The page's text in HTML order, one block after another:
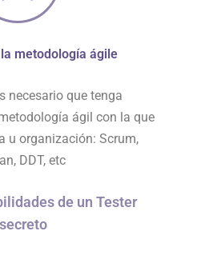
metodología ágile
necesario que tenga
ágil con la que
u organización: Scrum,
DDT, etc
de un Tester